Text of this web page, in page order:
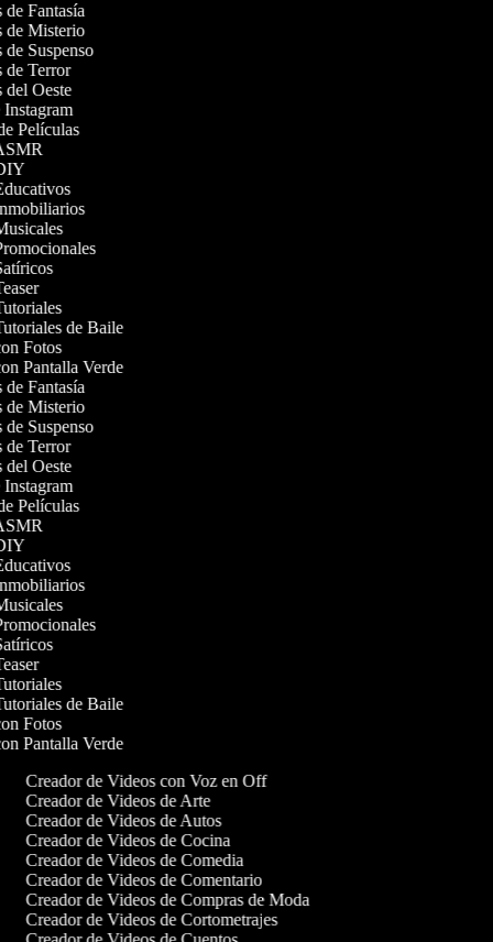
de Fantasía
de Misterio
de Suspenso
de Terror
del Oeste
Instagram
Películas
de Baile
Fotos
Pantalla Verde
de Fantasía
de Misterio
de Suspenso
de Terror
del Oeste
Instagram
Películas
de Baile
Fotos
Pantalla Verde
Creador de Videos con Voz en Off
Creador de Videos de Arte
Creador de Videos de Autos
Creador de Videos de Cocina
Creador de Videos de Comedia
Creador de Videos de Comentario
Creador de Videos de Compras de Moda
Creador de Videos de Cortometrajes